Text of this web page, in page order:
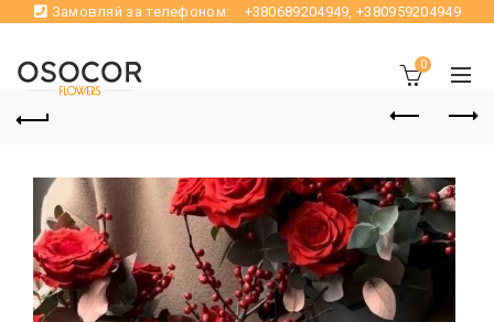
Замовляй за телефоном: +380689204949,+380959204949
0